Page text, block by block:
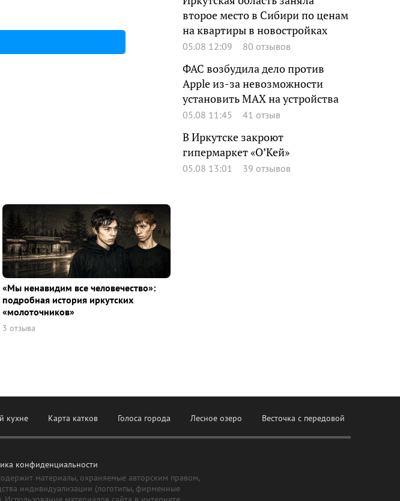
второе место в Сибири по ценам
на квартиры в новостройках
05.08 12:09 80 отзывов
ФАС возбудила дело против
Apple из-за невозможности
установить MAX на устройства
05.08 11:45 41 отзыв
В Иркутске закроют
гипермаркет «О’Кей»
05.08 13:01 39 отзывов
«Мы ненавидим все человечество»:
подробная история иркутских
«молоточников»
3 отзыва
кухне Карта катков Голоса города Лесное озеро Весточка с передовой
конфиденциальности
материалы, охраняемые авторским правом,
индивидуализации (логотипы, фирменные